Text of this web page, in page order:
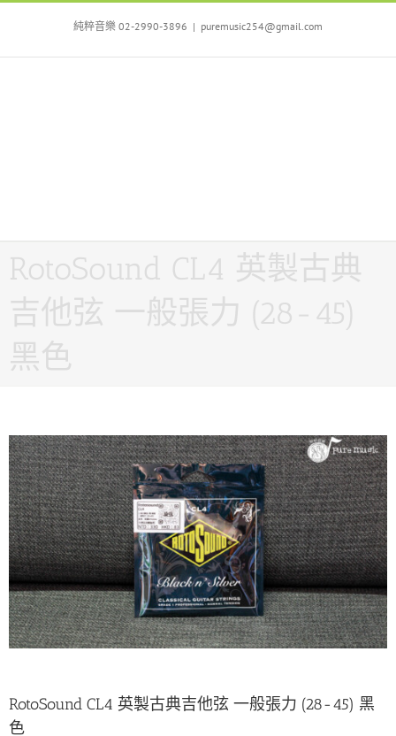
Skip
純粹音樂 02-2990-3896 | puremusic254@gmail.com
RotoSound CL4 英製古典
吉他弦 一般張力 (28-45)
黑色
RotoSound CL4 英製古典吉他弦 一般張力 (28-45) 黑
色